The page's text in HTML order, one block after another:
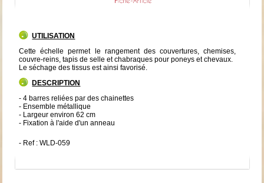
UTILISATION
Cette échelle permet le rangement des couvertures, chemises,
couvre-reins, tapis de selle et chabraques pour poneys et chevaux.
Le séchage des tissus est ainsi favorisé.
DESCRIPTION
- 4 barres reliées par des chainettes
- Ensemble métallique
- Largeur environ 62 cm
- Fixation à l'aide d'un anneau
- Ref : WLD-059